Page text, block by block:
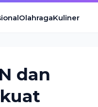
OlahragaKuliner
dan